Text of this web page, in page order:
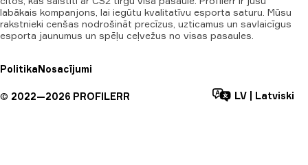
labākais kompanjons, lai iegūtu kvalitatīvu esporta saturu. Mūsu
rakstnieki cenšas nodrošināt precīzus, uzticamus un savlaicīgus
esporta jaunumus un spēļu ceļvežus no visas pasaules.
PolitikaNosacījumi
© 2022—2026 PROFILERR LV Latviski